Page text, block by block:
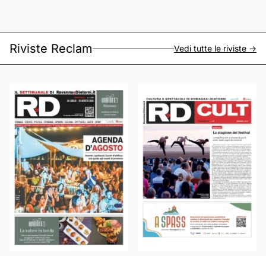
Riviste Reclam Vedi tutte le riviste ->